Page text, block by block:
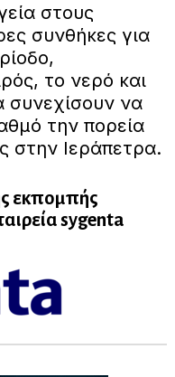
στους
συνθήκες για
το νερό και
συνεχίσουν να
την πορεία
στην Ιεράπετρα.
εκπομπής
sygenta